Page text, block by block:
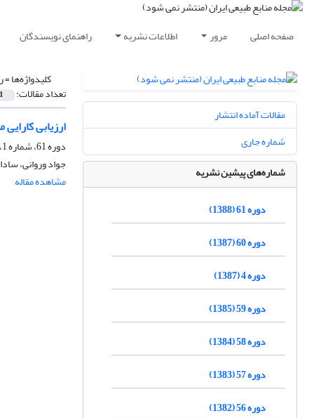
صفحه اصلی مرور اطلاعات نشریه راهنمای نویسندگان
کلیدواژه‌ها =
تعداد مقالات: 1
ارزیابی
دوره 61، شماره 1، فروردین 1388
جواد وروانی،
مشاهده مقاله
مقالات آماده انتشار
شماره جاری
شماره‌های پیشین نشریه
دوره 61 (1388)
دوره 60 (1387)
دوره 4 (1387)
دوره 59 (1385)
دوره 58 (1384)
دوره 57 (1383)
دوره 56 (1382)